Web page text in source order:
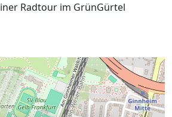
Radtour im GrünGürtel